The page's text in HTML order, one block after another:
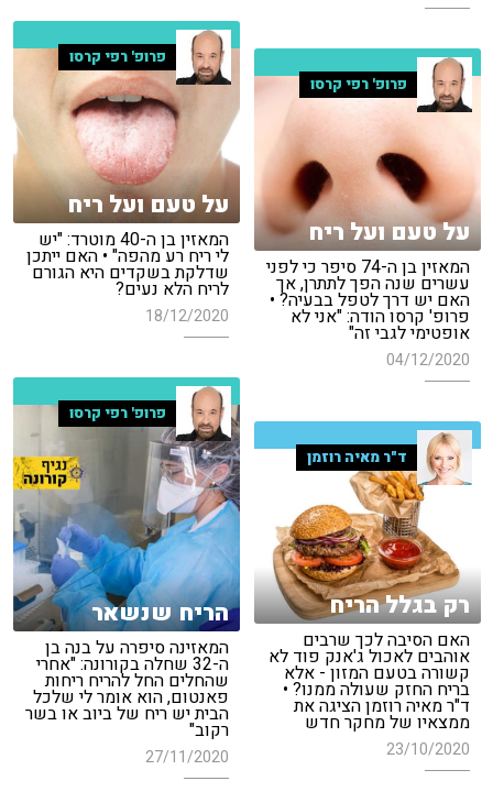
פרופ' רפי קרסו
על טעם ועל ריח
המאזין בן ה-40 מוטרד: "יש
לי ריח רע מהפה" • האם ייתכן
שדלקת בשקדים היא הגורם
לריח הלא נעים?
18/12/2020
פרופ' רפי קרסו
על טעם ועל ריח
המאזין בן ה-74 סיפר כי לפני
עשרים שנה הפך לתתרן, אך
האם יש דרך לטפל בבעיה? •
פרופ' קרסו הודה: "אני לא
אופטימי לגבי זה"
04/12/2020
פרופ' רפי קרסו
הריח שנשאר
המאזינה סיפרה על בנה בן
ה-32 שחלה בקורונה: "אחרי
שהחלים החל להריח ריחות
פאנטום, הוא אומר לי שלכל
הבית יש ריח של ביוב או בשר
רקוב"
27/11/2020
ד"ר מאיה רוזמן
רק בגלל הריח
האם הסיבה לכך שרבים
אוהבים לאכול ג'אנק פוד לא
קשורה בטעם המזון - אלא
בריח החזק שעולה ממנו? •
ד"ר מאיה רוזמן הציגה את
ממצאיו של מחקר חדש
23/10/2020